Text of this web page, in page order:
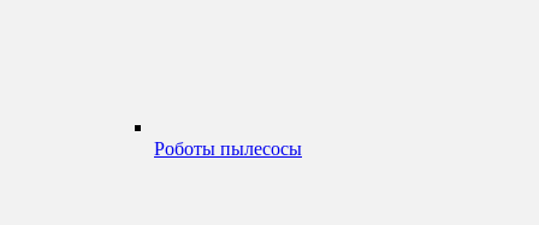
Роботы пылесосы